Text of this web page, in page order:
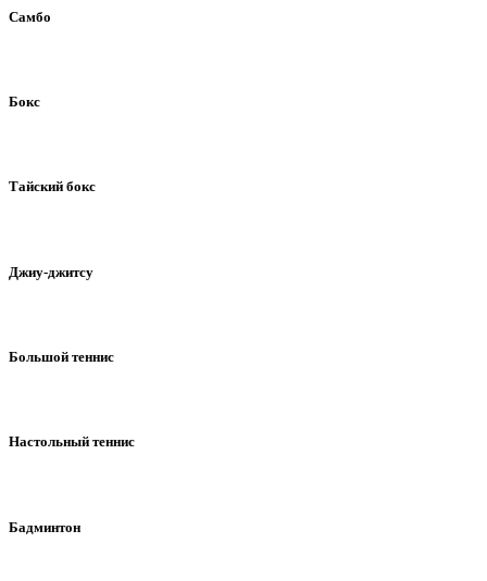
Самбо
Бокс
Тайский бокс
Джиу-джитcу
Большой теннис
Настольный теннис
Бадминтон